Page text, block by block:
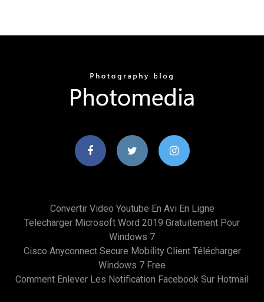
Convertir Video Youtube En Avi En Ligne
Telecharger Microsoft Word 2019 Gratuitement Pour
Windows 7
Cisco Anyconnect Secure Mobility Client Télécharger
Windows 7 Free
Comment Enlever Les Notification Facebook Sur Hotmail